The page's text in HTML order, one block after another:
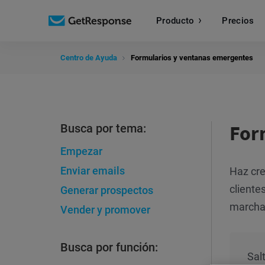
Producto Precios
Centro de Ayuda Formularios y ventanas emergentes
Busca por tema:
Empezar
Enviar emails
Generar prospectos
Vender y promover
Busca por función:
Haz